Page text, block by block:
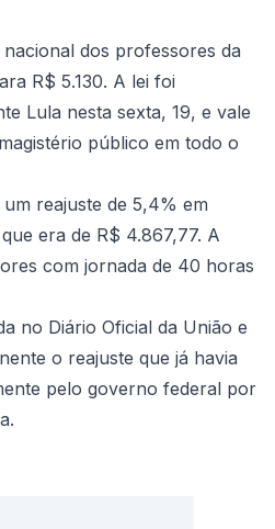
dos professores da
R$ 5.130. A lei foi
Lula nesta sexta, 19, e vale
público em todo o
reajuste de 5,4% em
era de R$ 4.867,77. A
com jornada de 40 horas
no Diário Oficial da União e
o reajuste que já havia
pelo governo federal por